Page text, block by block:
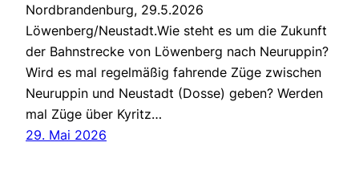
Nordbrandenburg, 29.5.2026
Löwenberg/Neustadt.Wie steht es um die Zukunft
der Bahnstrecke von Löwenberg nach Neuruppin?
Wird es mal regelmäßig fahrende Züge zwischen
Neuruppin und Neustadt (Dosse) geben? Werden
mal Züge über Kyritz…
29. Mai 2026